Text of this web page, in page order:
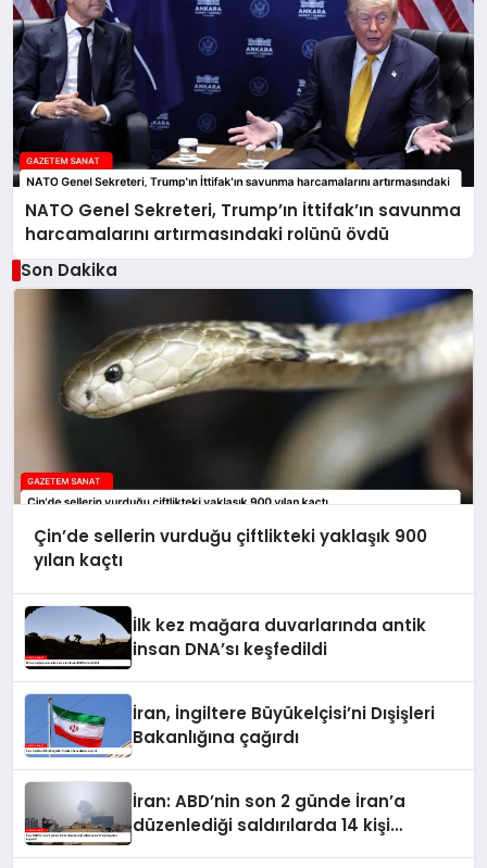
NATO Genel Sekreteri, Trump’ın İttifak’ın savunma
harcamalarını artırmasındaki rolünü övdü
Son Dakika
Çin’de sellerin vurduğu çiftlikteki yaklaşık 900
yılan kaçtı
İlk kez mağara duvarlarında antik
insan DNA’sı keşfedildi
İran, İngiltere Büyükelçisi’ni Dışişleri
Bakanlığına çağırdı
İran: ABD’nin son 2 günde İran’a
düzenlediği saldırılarda 14 kişi